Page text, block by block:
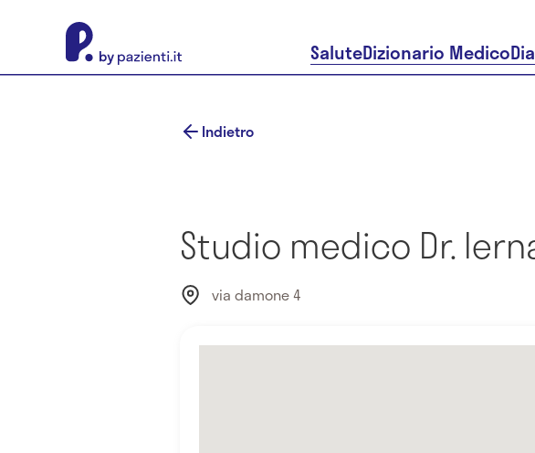
SaluteDizionario Medico
Indietro
Studio medico Dr.
via damone 4